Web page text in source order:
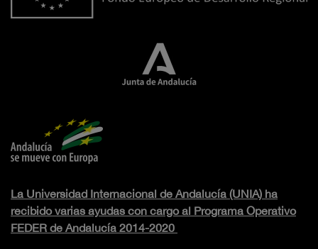
La Universidad Internacional de Andalucía (UNIA) ha
recibido varias ayudas con cargo al Programa Operativo
FEDER de Andalucía 2014-2020